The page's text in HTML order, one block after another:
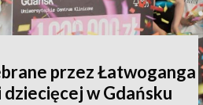
przez Łatwoganga
w Gdańsku